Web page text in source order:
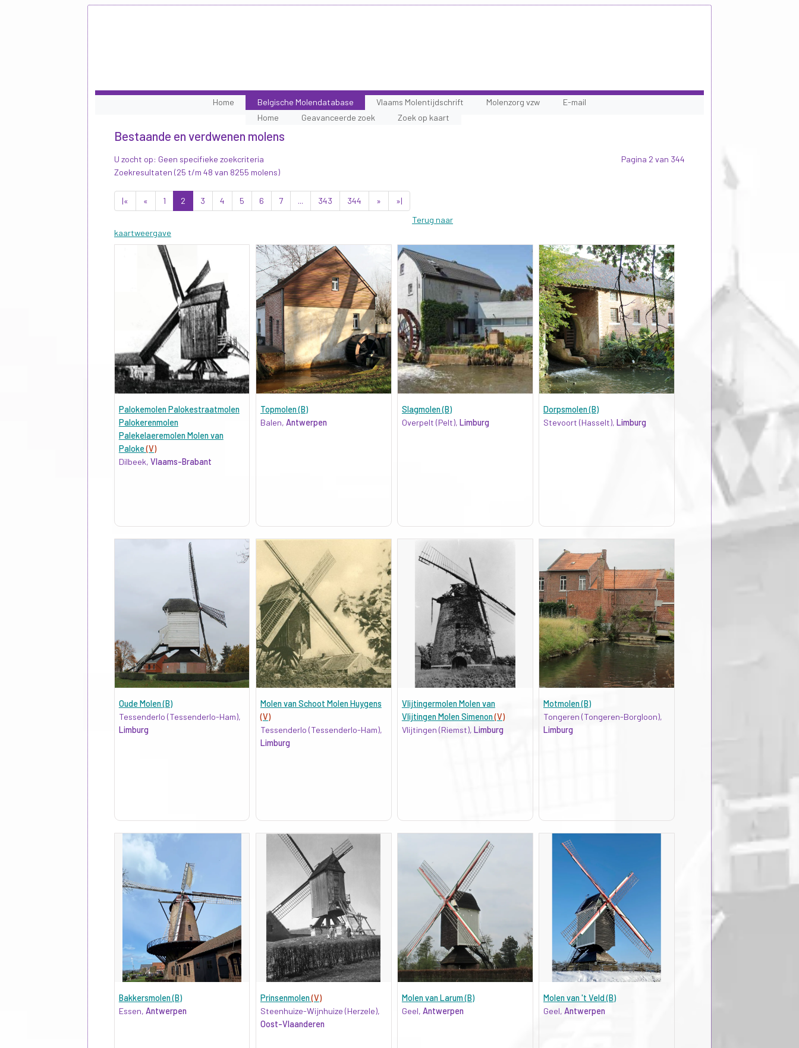
Home
Belgische Molendatabase
Home
Geavanceerde zoek Zoek op kaart
Vlaams Molentijdschrift Molenzorg vzw E-mail
Bestaande en verdwenen molens
U zocht op: Geen specifieke zoekcriteria
Zoekresultaten (25 t/m 48 van 8255 molens)
|« « 1 2 3 4 5 6 7 ... 343 344 »
»|
Terug naar
kaartweergave
Pagina 2 van 344
Palokemolen Palokestraatmolen
Palokerenmolen
Palekelaeremolen Molen van
Paloke(V)
Dilbeek, Vlaams-Brabant
Topmolen (B)
Balen, Antwerpen
Slagmolen (B)
Overpelt (Pelt), Limburg
Dorpsmolen (B)
Stevoort (Hasselt), Limburg
Oude Molen (B)
Tessenderlo (Tessenderlo-Ham),
Limburg
Molen van Schoot Molen Huygens
(V)
Tessenderlo (Tessenderlo-Ham),
Limburg
Vlijtingermolen Molen van
Vlijtingen Molen Simenon(V)
Vlijtingen (Riemst), Limburg
Motmolen (B)
Tongeren (Tongeren-Borgloon),
Limburg
Bakkersmolen (B)
Essen, Antwerpen
Prinsenmolen(V)
Steenhuize-Wijnhuize (Herzele),
Oost-Vlaanderen
Molen van Larum (B)
Geel, Antwerpen
Molen van 't Veld (B)
Geel, Antwerpen